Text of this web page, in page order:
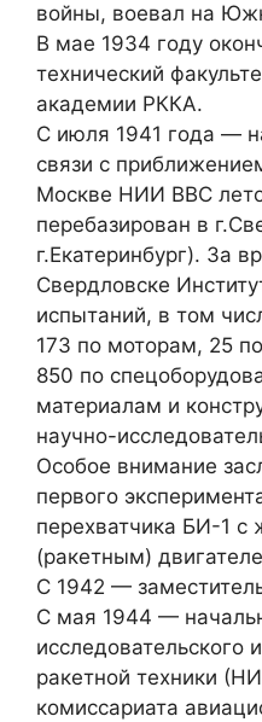
войны, воевал на
В мае 1934 году
технический
академии РККА.
С июля 1941 года —
связи с
Москве НИИ ВВС
перебазирован в
г.Екатеринбург). За
Свердловске
испытаний, в том
173 по моторам, 25
850 по
материалам и
научно-
Особое внимание
первого
перехватчика БИ-1 с
(ракетным)
С 1942 —
С мая 1944 —
исследовательского
ракетной техники
комиссариата